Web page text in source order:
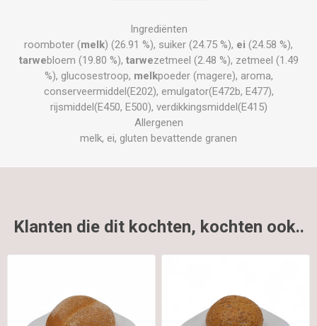
Ingrediënten
roomboter (melk) (26.91 %), suiker (24.75 %), ei (24.58 %),
tarwebloem (19.80 %), tarwezetmeel (2.48 %), zetmeel (1.49
%), glucosestroop, melkpoeder (magere), aroma,
conserveermiddel(E202), emulgator(E472b, E477),
rijsmiddel(E450, E500), verdikkingsmiddel(E415)
Allergenen
melk, ei, gluten bevattende granen
Klanten die dit kochten, kochten ook..